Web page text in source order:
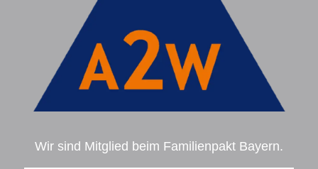
Wir sind Mitglied beim Familienpakt Bayern.